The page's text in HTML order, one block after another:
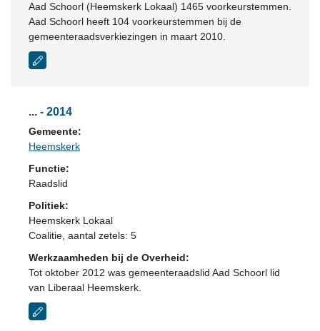
Aad Schoorl (Heemskerk Lokaal) 1465 voorkeurstemmen.
Aad Schoorl heeft 104 voorkeurstemmen bij de
gemeenteraadsverkiezingen in maart 2010.
... - 2014
Gemeente:
Heemskerk
Functie:
Raadslid
Politiek:
Heemskerk Lokaal
Coalitie , aantal zetels: 5
Werkzaamheden bij de Overheid:
Tot oktober 2012 was gemeenteraadslid Aad Schoorl lid
van Liberaal Heemskerk.